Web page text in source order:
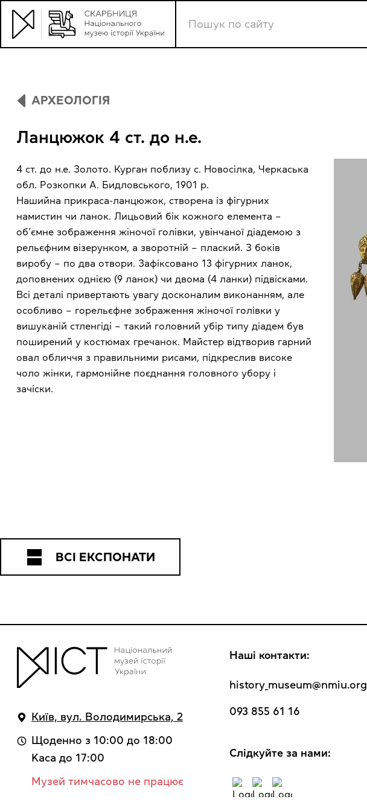
АРХЕОЛОГІЯ
Ланцюжок 4 ст. до н.е.
4 ст. до н.е. Золото. Курган поблизу с. Новосілка, Черкаська
обл. Розкопки А. Бидловського, 1901 р.
Нашийна прикраса-ланцюжок, створена із фігурних
намистин чи ланок. Лицьовий бік кожного елемента –
об’ємне зображення жіночої голівки, увінчаної діадемою з
рельєфним візерунком, а зворотній – плаский. З боків
виробу – по два отвори. Зафіксовано 13 фігурних ланок,
доповнених однією (9 ланок) чи двома (4 ланки) підвісками.
Всі деталі привертають увагу досконалим виконанням, але
особливо – горельєфне зображення жіночої голівки у
вишуканій стленгіді – такий головний убір типу діадем був
поширений у костюмах гречанок. Майстер відтворив гарний
овал обличчя з правильними рисами, підкреслив високе
чоло жінки, гармонійне поєднання головного убору і
зачіски.
ВСІ ЕКСПОНАТИ
Київ, вул. Володимирська, 2
Щоденно з 10:00 до 18:00
Kaca до 17:00
Музей тимчасово не працює
Наші контакти:
history_museum@nmiu.org
093 855 61 16
Cлідкуйте за нами: